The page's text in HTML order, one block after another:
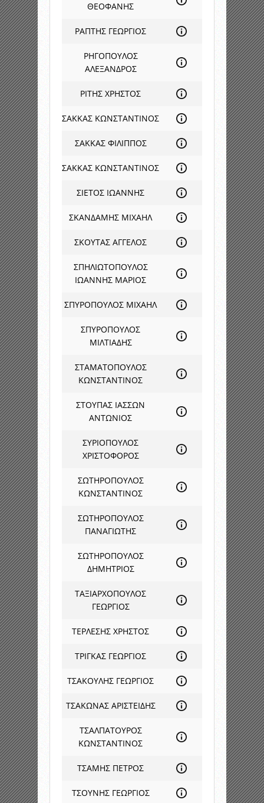
ΘΕΟΦΑΝΗΣ
ΡΑΠΤΗΣ ΓΕΩΡΓΙΟΣ
ΡΗΓΟΠΟΥΛΟΣ
ΑΛΕΞΑΝΔΡΟΣ
ΡΙΤΗΣ ΧΡΗΣΤΟΣ
ΣΑΚΚΑΣ ΚΩΝΣΤΑΝΤΙΝΟΣ
ΣΑΚΚΑΣ ΦΙΛΙΠΠΟΣ
ΣΑΚΚΑΣ ΚΩΝΣΤΑΝΤΙΝΟΣ
ΣΙΕΤΟΣ ΙΩΑΝΝΗΣ
ΣΚΑΝΔΑΜΗΣ ΜΙΧΑΗΛ
ΣΚΟΥΤΑΣ ΑΓΓΕΛΟΣ
ΣΠΗΛΙΩΤΟΠΟΥΛΟΣ
ΙΩΑΝΝΗΣ ΜΑΡΙΟΣ
ΣΠΥΡΟΠΟΥΛΟΣ ΜΙΧΑΗΛ
ΣΠΥΡΟΠΟΥΛΟΣ
ΜΙΛΤΙΑΔΗΣ
ΣΤΑΜΑΤΟΠΟΥΛΟΣ
ΚΩΝΣΤΑΝΤΙΝΟΣ
ΣΤΟΥΠΑΣ ΙΑΣΣΩΝ
ΑΝΤΩΝΙΟΣ
ΣΥΡΙΟΠΟΥΛΟΣ
ΧΡΙΣΤΟΦΟΡΟΣ
ΣΩΤΗΡΟΠΟΥΛΟΣ
ΚΩΝΣΤΑΝΤΙΝΟΣ
ΣΩΤΗΡΟΠΟΥΛΟΣ
ΠΑΝΑΓΙΩΤΗΣ
ΣΩΤΗΡΟΠΟΥΛΟΣ
ΔΗΜΗΤΡΙΟΣ
ΤΑΞΙΑΡΧΟΠΟΥΛΟΣ
ΓΕΩΡΓΙΟΣ
ΤΕΡΛΕΣΗΣ ΧΡΗΣΤΟΣ
ΤΡΙΓΚΑΣ ΓΕΩΡΓΙΟΣ
ΤΣΑΚΟΥΛΗΣ ΓΕΩΡΓΙΟΣ
ΤΣΑΚΩΝΑΣ ΑΡΙΣΤΕΙΔΗΣ
ΤΣΑΛΠΑΤΟΥΡΟΣ
ΚΩΝΣΤΑΝΤΙΝΟΣ
ΤΣΑΜΗΣ ΠΕΤΡΟΣ
ΤΣΟΥΝΗΣ ΓΕΩΡΓΙΟΣ